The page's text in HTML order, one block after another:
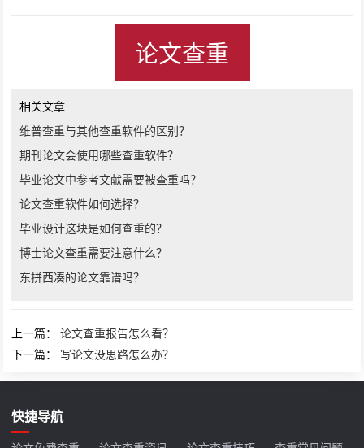
论文查重
相关文章
维普查重与其他查重软件的区别？
期刊论文会使用哪些查重软件？
毕业论文中参考文献需要被查重吗？
论文查重软件如何选择？
毕业设计这块是如何查重的？
博士论文查重需要注意什么？
东拼西凑的论文靠谱吗？
上一篇：论文查重报告怎么看？
下一篇： 写论文没思路怎么办？
快捷导航